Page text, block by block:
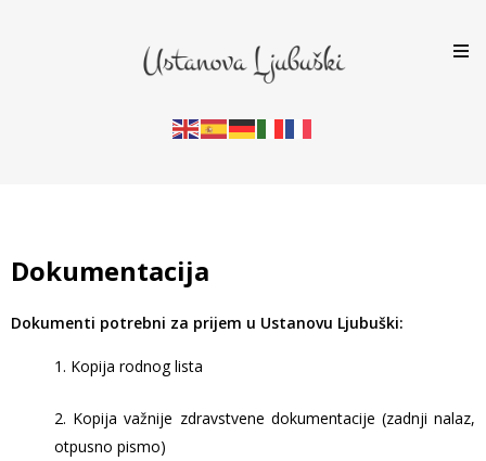
Dokumentacija
Dokumenti potrebni za prijem u Ustanovu Ljubuški:
1. Kopija rodnog lista
2. Kopija važnije zdravstvene dokumentacije (zadnji nalaz,
otpusno pismo)